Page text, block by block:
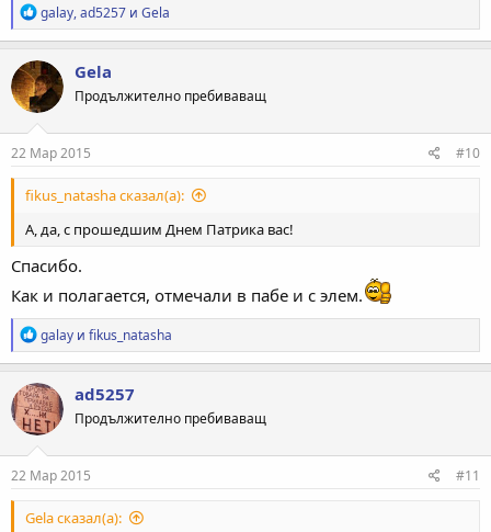
Р
е
а
к
ц
и
и
:
galay,ad5257 и Gela
Gela
Продължително пребиваващ
22 Мар 2015 #10
fikus_natasha сказал(а):
А, да, с прошедшим Днем Патрика вас!
Спасибо.
Как и полагается, отмечали в пабе и с элем.
Р
е
а
к
ц
и
и
:
galay и fikus_natasha
ad5257
Продължително пребиваващ
22 Мар 2015 #11
Gela сказал(а):